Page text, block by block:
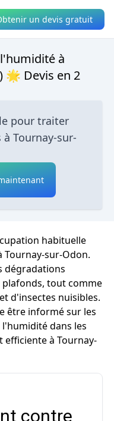
un devis gratuit
à
🌟 Devis en 2
pour traiter
Tournay-sur-
habituelle
Tournay-sur-Odon.
dégradations
tout comme
d'insectes nuisibles.
être informé sur les
dans les
efficiente à Tournay-
contre